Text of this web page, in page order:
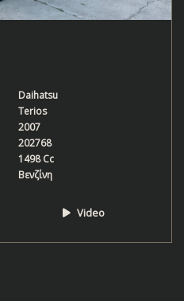
Daihatsu
Terios
2007
202768
1498 Cc
Βενζίνη
Video